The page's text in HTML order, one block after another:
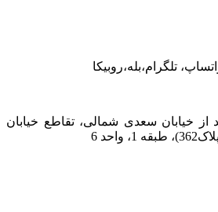
تلگرام،بله،روبیکا
از خیابان سعدی شمالی، تقاطع خیابان
6